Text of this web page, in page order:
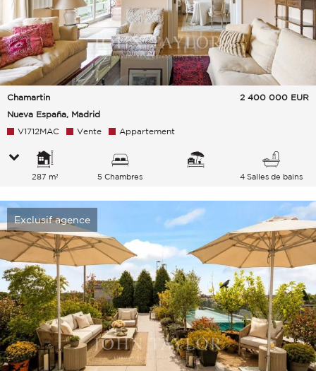
Chamartin
Nueva España, Madrid
2 400 000 EUR
V1712MAC Vente Appartement
287 m² 5 Chambres 4 Salles de bains
Exclusif agence